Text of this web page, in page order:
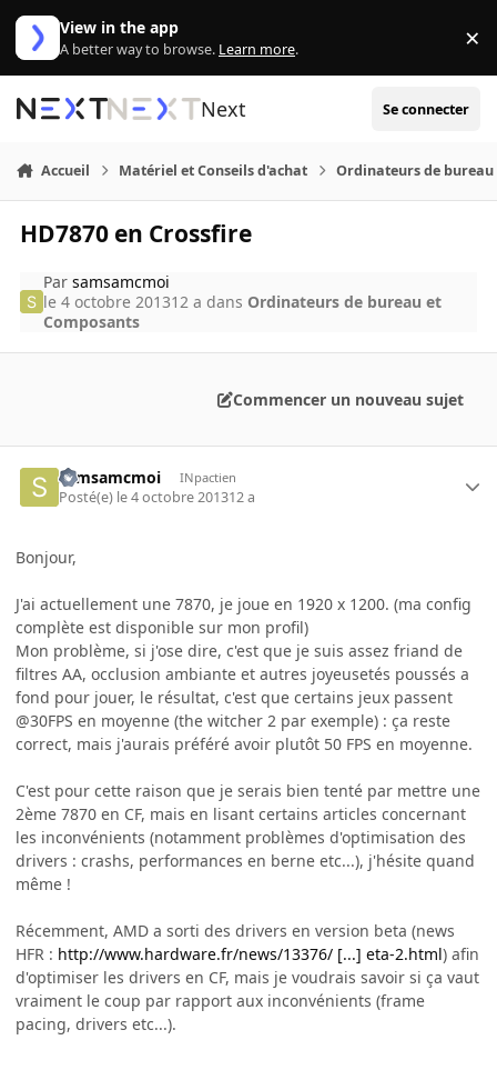
Aller au contenu
View in the app
A better way to browse. Learn more. ×
Next Se connecter
Accueil Matériel et Conseils d'achat Ordinateurs de bureau
HD7870 en Crossfire
Parsamsamcmoi
le 4 octobre 201312 a dans Ordinateurs de bureau et
Composants
Commencer un nouveau sujet
samsamcmoi INpactien
Posté(e) le 4 octobre 201312 a
Bonjour,
J'ai actuellement une 7870, je joue en 1920 x 1200. (ma config
complète est disponible sur mon profil)
Mon problème, si j'ose dire, c'est que je suis assez friand de
filtres AA, occlusion ambiante et autres joyeusetés poussés a
fond pour jouer, le résultat, c'est que certains jeux passent
@30FPS en moyenne (the witcher 2 par exemple) : ça reste
correct, mais j'aurais préféré avoir plutôt 50 FPS en moyenne.
C'est pour cette raison que je serais bien tenté par mettre une
2ème 7870 en CF, mais en lisant certains articles concernant
les inconvénients (notamment problèmes d'optimisation des
drivers : crashs, performances en berne etc...), j'hésite quand
même !
Récemment, AMD a sorti des drivers en version beta (news
HFR : http://www.hardware.fr/news/13376/ [...] eta-2.html) afin
d'optimiser les drivers en CF, mais je voudrais savoir si ça vaut
vraiment le coup par rapport aux inconvénients (frame
pacing, drivers etc...).